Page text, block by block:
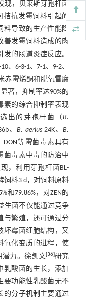
现，贝莱斯芽孢杆菌
抗发霉饲料引起的
导致的生产性能降
善发霉饲料造成的肉
的肠道炎症反应。
、6-3-1、7-1、9-2、
赤霉烯酮和脱氧雪腐
著，抑制率达90%的
素的综合抑制率表现
出的芽孢杆菌（B.
、B. aerius24K、B.
DON等霉菌毒素具有
菌毒素中毒的防治中
，利用芽孢杆菌BL-
饲料3 d，对饲料原料
和79.86%，对ZEN的
生菌不仅能通过竞争
与繁殖，还可通过分
坏霉菌细胞结构，又
氧化变质的进程，使
潜力。徐凯文[36]研究
乳酸菌的生长，添加
要功能性乳酸菌无不
的分子机制主要通过